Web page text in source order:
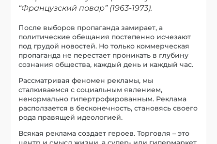
“Французский повар” (1963-1973).
После выборов пропаганда замирает, а
политические обещания постепенно исчезают
под грудой новостей. Но только коммерческая
пропаганда не перестает проникать в глубину
сознания общества, каждый день и каждый час.
Рассматривая феномен рекламы, мы
сталкиваемся с социальным явлением,
ненормально гипертрофированным. Реклама
расползается в бесконечность, становясь своего
рода правящей идеологией.
Всякая реклама создает героев. Торговля – это